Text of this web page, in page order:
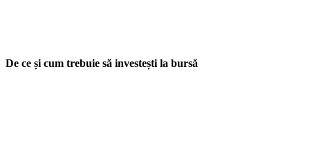
De ce și cum trebuie să investești la bursă